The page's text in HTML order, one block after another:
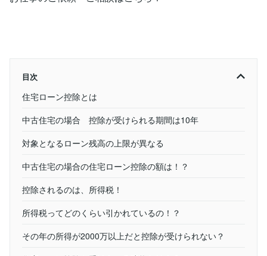
目次
住宅ローン控除とは
中古住宅の場合 控除が受けられる期間は10年
対象となるローン残高の上限が異なる
中古住宅の場合の住宅ローン控除の額は！？
控除されるのは、所得税！
所得税ってどのくらい引かれているの！？
その年の所得が2000万以上だと控除が受けられない？